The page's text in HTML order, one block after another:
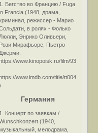
1. Бегство во Францию / Fuga
Francia (1948, драма,
режиссер - Марио
в ролях - Фолько
Люлли, Энрико Оливьери,
Рози Мирафьоре, Пьетро
Джерми.
www.kinopoisk.ru/film/93447/
www.imdb.com/title/tt0040378/
Германия
1. Концерт по заявкам /
(1940,
мелодрама,